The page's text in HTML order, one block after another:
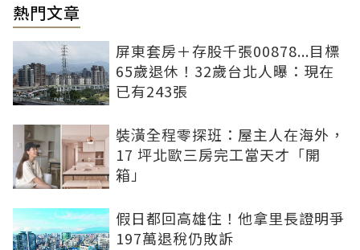
熱門文章
屏東套房＋存股千張00878...目標
65歲退休！32歲台北人曝：現在
已有243張
裝潢全程零探班：屋主人在海外，
17 坪北歐三房完工當天才「開
箱」
假日都回高雄住！他拿里長證明爭
197萬退稅仍敗訴